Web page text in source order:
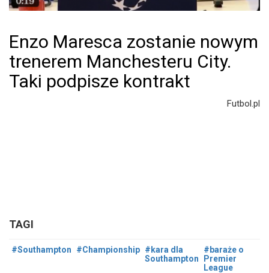
Enzo Maresca zostanie nowym
trenerem Manchesteru City.
Taki podpisze kontrakt
Futbol.pl
TAGI
#Southampton #Championship #kara dla
Southampton
#baraże o
Premier
League